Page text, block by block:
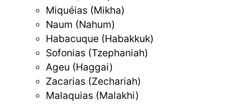
Miquéias (Mikha)
Naum (Nahum)
Habacuque (Habakkuk)
Sofonias (Tzephaniah)
Ageu (Haggai)
Zacarias (Zechariah)
Malaquias (Malakhi)